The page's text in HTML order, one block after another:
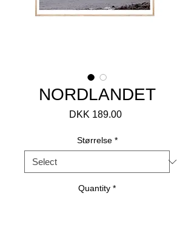
NORDLANDET
DKK 189.00Price
Størrelse *
Quantity *